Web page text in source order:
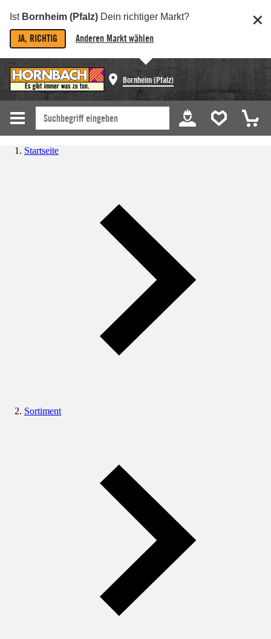
Ist Bornheim (Pfalz) Dein richtiger Markt?
JA, RICHTIG Anderen Markt wählen
Bornheim (Pfalz)
Startseite
Sortiment